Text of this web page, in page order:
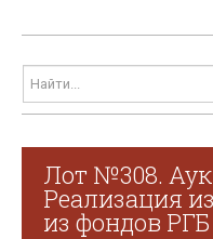
Лот №308.
Реализация
из фондов РГБ